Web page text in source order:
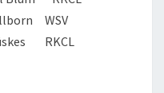
WSV
RKCL